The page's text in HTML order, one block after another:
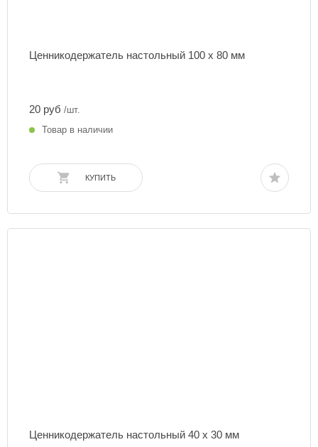
Ценникодержатель настольный 100 х 80 мм
20 руб /шт.
Товар в наличии
КУПИТЬ
Ценникодержатель настольный 40 х 30 мм